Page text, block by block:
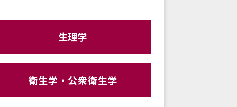
生理学
衛生学・公衆衛生学